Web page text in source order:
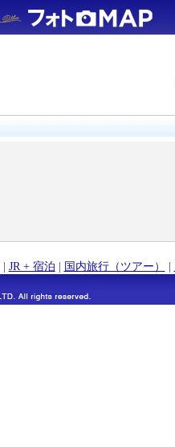
| JR + 宿泊 | 国内旅行（ツアー） |